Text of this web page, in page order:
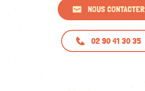
NOUS CONTACTER
02 90 41 30 35